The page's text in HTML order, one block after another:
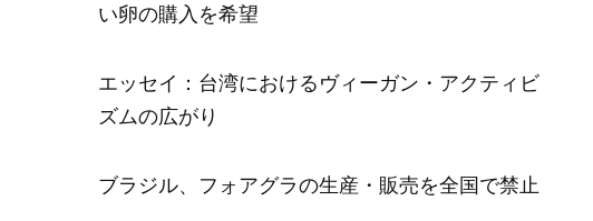
い卵の購入を希望
エッセイ：台湾におけるヴィーガン・アクティビ
ズムの広がり
ブラジル、フォアグラの生産・販売を全国で禁止